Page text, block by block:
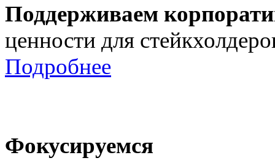
Поддерживаем
ценности для
Подробнее
Фокусируемся